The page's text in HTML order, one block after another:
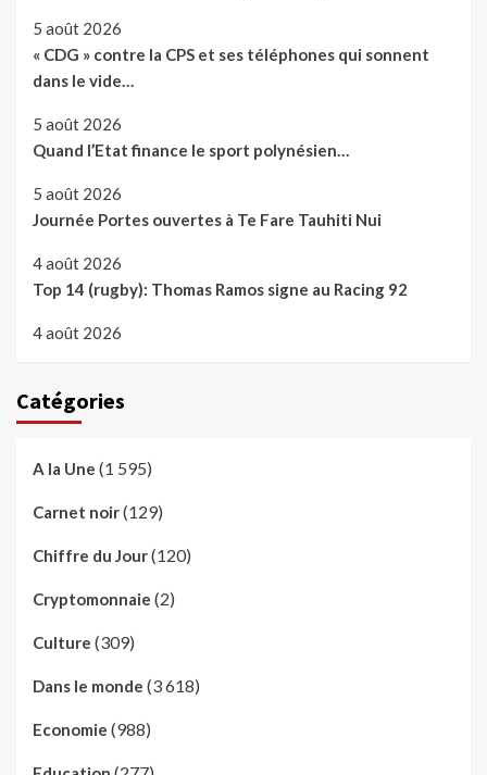
5 août 2026
« CDG » contre la CPS et ses téléphones qui sonnent
dans le vide…
5 août 2026
Quand l’Etat finance le sport polynésien…
5 août 2026
Journée Portes ouvertes à Te Fare Tauhiti Nui
4 août 2026
Top 14 (rugby): Thomas Ramos signe au Racing 92
4 août 2026
Catégories
A la Une (1 595)
Carnet noir(129)
Chiffre du Jour(120)
Cryptomonnaie (2)
Culture (309)
Dans le monde (3 618)
Economie (988)